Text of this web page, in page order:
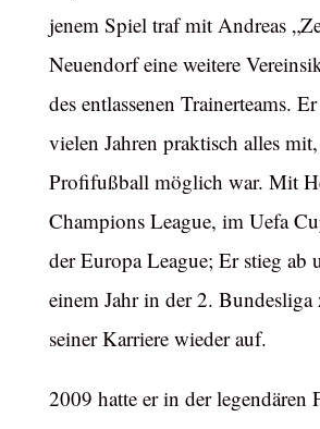
jenem Spiel traf mit Andreas
Neuendorf eine weitere
des entlassenen Trainerteams.
vielen Jahren praktisch alles
Profifußball möglich war. Mit
Champions League, im Uefa
der Europa League; Er stieg ab
einem Jahr in der 2.
seiner Karriere wieder auf.
2009 hatte er in der legendären